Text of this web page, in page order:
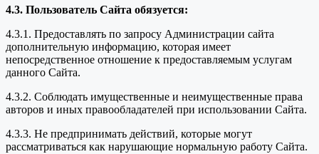
4.3. Пользователь Сайта обязуется:
4.3.1. Предоставлять по запросу Администрации сайта
дополнительную информацию, которая имеет
непосредственное отношение к предоставляемым услугам
данного Сайта.
4.3.2. Соблюдать имущественные и неимущественные права
авторов и иных правообладателей при использовании Сайта.
4.3.3. Не предпринимать действий, которые могут
рассматриваться как нарушающие нормальную работу Сайта.